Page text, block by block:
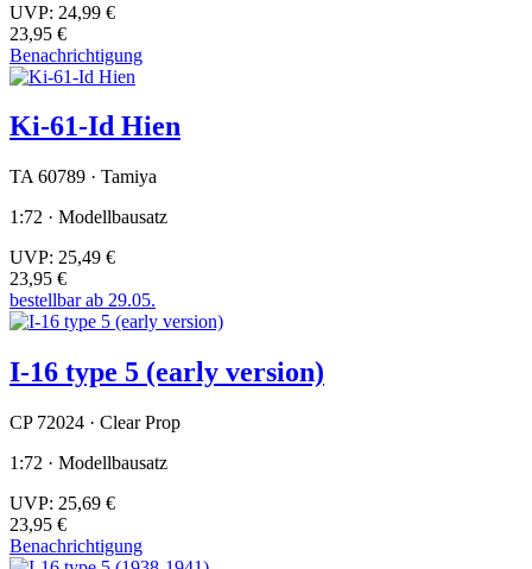
UVP: 24,99 €
23,95 €
Benachrichtigung
Ki-61-Id Hien
TA 60789 · Tamiya
1:72 · Modellbausatz
UVP: 25,49 €
23,95 €
bestellbar ab 29.05.
I-16 type 5 (early version)
CP 72024 · Clear Prop
1:72 · Modellbausatz
UVP: 25,69 €
23,95 €
Benachrichtigung